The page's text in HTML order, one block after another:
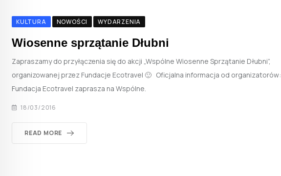
KULTURA NOWOŚCI WYDARZENIA
Wiosenne sprzątanie Dłubni
Zapraszamy do przyłączenia się do akcji „Wspólne Wiosenne Sprzątanie Dłubni”,
organizowanej przez Fundacje Ecotravel 🙂 Oficjalna informacja od organizatorów:
Fundacja Ecotravel zaprasza na Wspólne.
18/03/2016
READ MORE